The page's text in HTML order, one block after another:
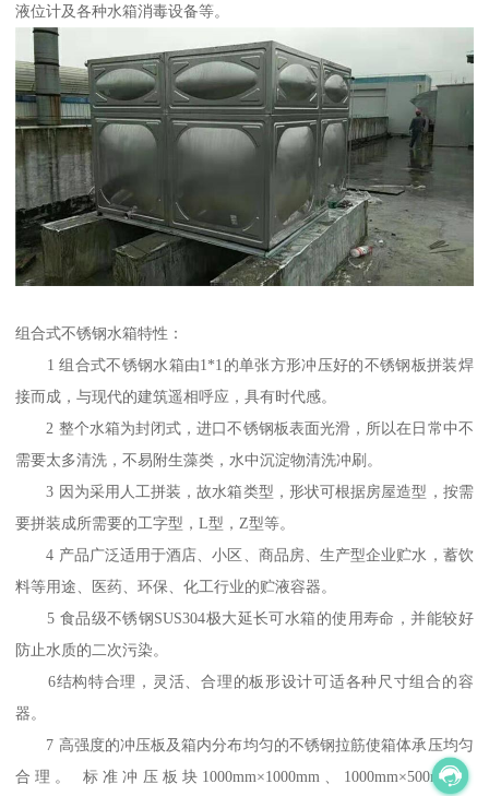
液位计及各种水箱消毒设备等。
组合式不锈钢水箱特性：
1 组合式不锈钢水箱由1*1的单张方形冲压好的不锈钢板拼装焊
接而成，与现代的建筑遥相呼应，具有时代感。
2 整个水箱为封闭式，进口不锈钢板表面光滑，所以在日常中不
需要太多清洗，不易附生藻类，水中沉淀物清洗冲刷。
3 因为采用人工拼装，故水箱类型，形状可根据房屋造型，按需
要拼装成所需要的工字型，L型，Z型等。
4 产品广泛适用于酒店、小区、商品房、生产型企业贮水，蓄饮
料等用途、医药、环保、化工行业的贮液容器。
5 食品级不锈钢SUS304极大延长可水箱的使用寿命，并能较好
防止水质的二次污染。
6结构特合理，灵活、合理的板形设计可适各种尺寸组合的容
器。
7 高强度的冲压板及箱内分布均匀的不锈钢拉筋使箱体承压均匀
合理。 标准冲压板块1000mm×1000mm、1000mm×500mm、